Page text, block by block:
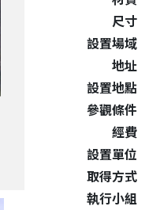
尺寸
設置場域
地址
設置地點
參觀條件
經費
設置單位
取得方式
執行小組